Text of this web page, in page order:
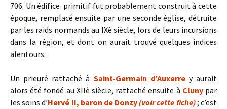
706. Un édifice primitif fut probablement construit à cette
époque, remplacé ensuite par une seconde église, détruite
par les raids normands au IXè siècle, lors de leurs incursions
dans la région, et dont on aurait trouvé quelques indices
alentours.
Un prieuré rattaché à Saint-Germain d’Auxerrey aurait
alors été fondé au XIIè siècle, rattaché ensuite à Cluny par
les soins d’Hervé II, baron de Donzy (voir cette fiche); c’est